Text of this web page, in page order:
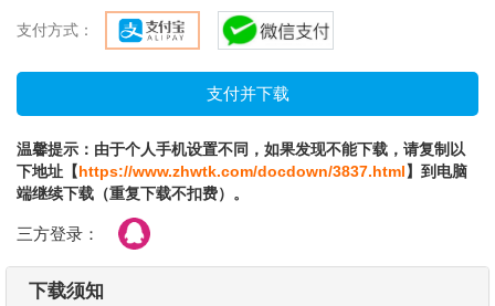
支付方式：
温馨提示：由于个人手机设置不同，如果发现不能下载，请复制以
下地址【https://www.zhwtk.com/docdown/3837.html】到电脑
端继续下载（重复下载不扣费）。
三方登录：
下载须知